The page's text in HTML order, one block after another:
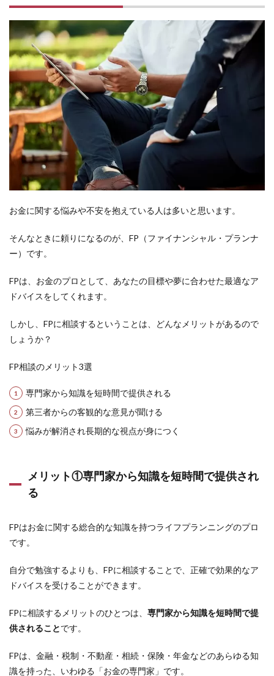
ト
メリ
ット
①専
門家
から
知識
を短
時間
で提
供さ
れる
1.2
メリ
ット
三者
の客
観的
な意
聞け
メリ
③悩
解消
長期
的な
視点
につ
相談
の注
2.1
注意
2.2
の目
的や
確に
伝え
お金に関する悩みや不安を抱えている人は多いと思います。
そんなときに頼りになるのが、FP（ファイナンシャル・プランナ
ー）です。
FPは、お金のプロとして、あなたの目標や夢に合わせた最適なア
ドバイスをしてくれます。
しかし、FPに相談するということは、どんなメリットがあるので
しょうか？
FP相談のメリット3選
専門家から知識を短時間で提供される
第三者からの客観的な意見が聞ける
悩みが解消され長期的な視点が身につく
メリット①専門家から知識を短時間で提供され
る
FPはお金に関する総合的な知識を持つライフプランニングのプロ
です。
自分で勉強するよりも、FPに相談することで、正確で効果的なア
ドバイスを受けることができます。
FPに相談するメリットのひとつは、 専門家から知識を短時間で提
供されることです。
FPは、金融・税制・不動産・相続・保険・年金などのあらゆる知
識を持った、いわゆる「お金の専門家」です。